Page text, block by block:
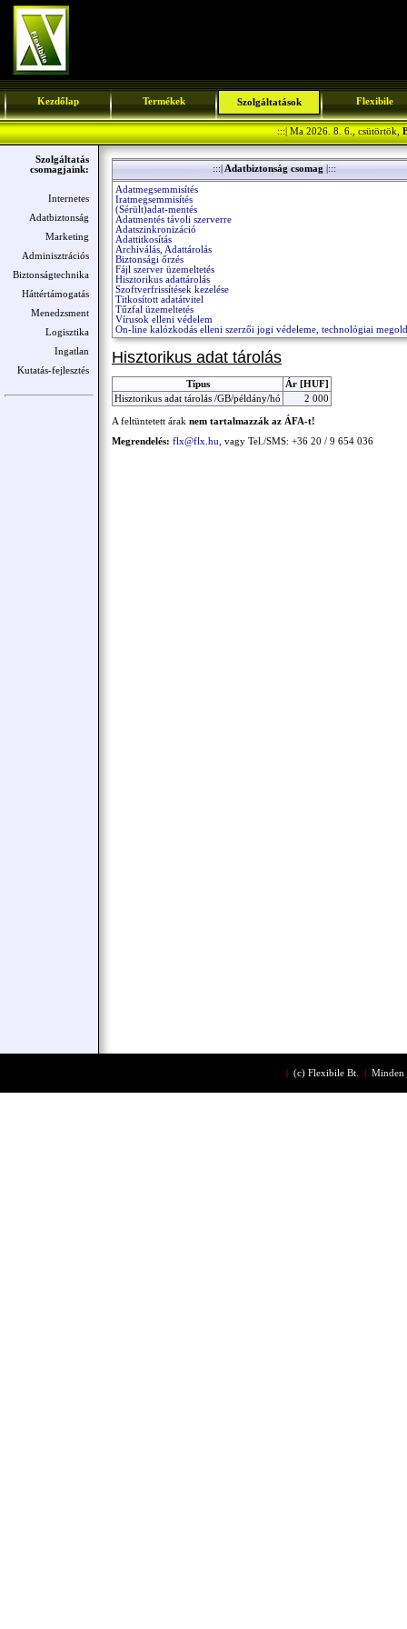
Kezdőlap Termékek Szolgáltatások Flexibile
:::| Ma 2026. 8. 6., csütörtök,
Szolgáltatás
csomagjaink:
Internetes
Adatbiztonság
Marketing
Adminisztrációs
Biztonságtechnika
Háttértámogatás
Menedzsment
Logisztika
Ingatlan
Kutatás-fejlesztés
:::| Adatbiztonság csomag |:::
Adatmegsemmisítés
Iratmegsemmisítés
(Sérült)adat-mentés
Adatmentés távoli szerverre
Adatszinkronizáció
Adattitkosítás
Archiválás, Adattárolás
Biztonsági őrzés
Fájl szerver üzemeltetés
Hisztorikus adattárolás
Szoftverfrissítések kezelése
Titkosított adatátvitel
Tűzfal üzemeltetés
Vírusok elleni védelem
On-line kalózkodás elleni szerzői jogi védeleme, technológiai
Hisztorikus adat tárolás
Típus
Ár [HUF]
Hisztorikus adat tárolás /GB/példány/hó
2 000
A feltüntetett árak nem tartalmazzák az ÁFA-t!
Megrendelés: flx@flx.hu , vagy Tel./SMS: +36 20 / 9 654 036
(c) Flexibile Bt. Minden